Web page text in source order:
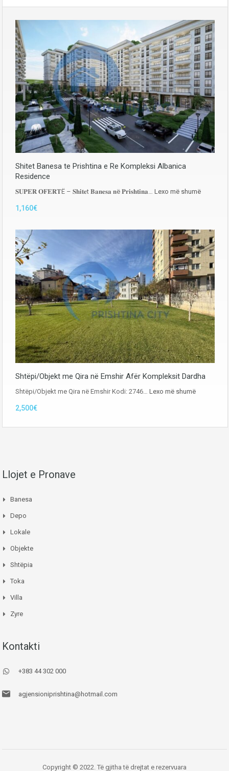
Shitet Banesa te Prishtina e Re Kompleksi Albanica
Residence
𝐒𝐔𝐏𝐄𝐑 𝐎𝐅𝐄𝐑𝐓Ë – 𝐒𝐡𝐢𝐭𝐞t 𝐁𝐚𝐧𝐞𝐬𝐚 𝐧ë 𝐏𝐫𝐢𝐬𝐡𝐭𝐢𝐧𝐚… Lexo më shumë
1,160€
Shtëpi/Objekt me Qira në Emshir Afër Kompleksit Dardha
Shtëpi/Objekt me Qira në Emshir Kodi: 2746… Lexo më shumë
2,500€
Llojet e Pronave
Banesa
Depo
Lokale
Objekte
Shtëpia
Toka
Villa
Zyre
Kontakti
+383 44 302 000
agjensioniprishtina@hotmail.com
Copyright © 2022. Të gjitha të drejtat e rezervuara